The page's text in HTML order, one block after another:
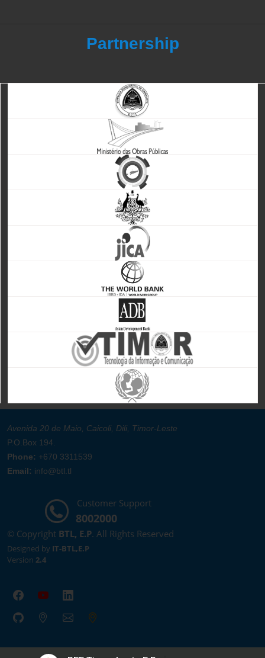
Partnership
Avenida 20 de Maio, Caicoli, Dili, Timor-Leste
P.O.Box 194.
Phone: +670 3311539
Email: info@btl.tl
Customer Support
8002000
© Copyright BTL, E.P. All Rights Reserved
Designed by IT-BTL,E.P
Version 2.4